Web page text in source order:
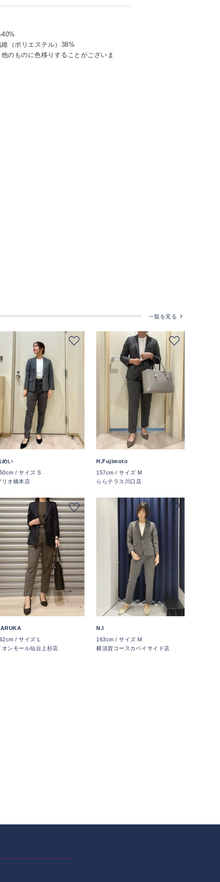
（ポリエステル）38%
のものに色移りすることがございま
一覧を見る
めい
/ サイズ S
リオ橋本店
H.Fujimoto
157cm / サイズ M
ららテラス川口店
/ サイズ L
オンモール仙台上杉店
N.I
163cm / サイズ M
横須賀コースカベイサイド店